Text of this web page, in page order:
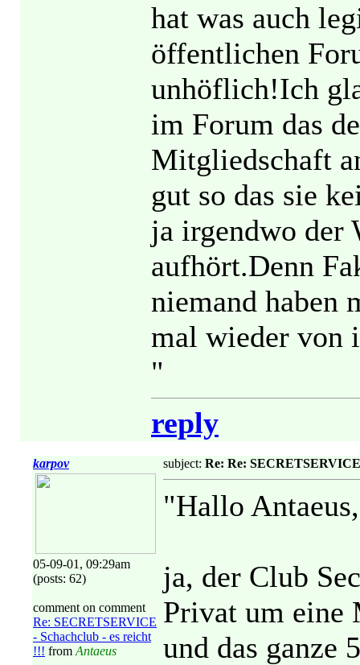
hat was auch
öffentlichen
unhöflich!Ich
im Forum das
Mitgliedschaft
gut so das sie
ja irgendwo der
aufhört.Denn
niemand haben
mal wieder von
"
reply
karpov
05-09-01, 09:29am
(posts: 62)
comment on comment
Re: SECRETSERVICE
- Schachclub - es reicht
!!! from Antaeus
subject: Re: Re:
"Hallo Antaeus,
ja, der Club
Privat um eine
und das ganze